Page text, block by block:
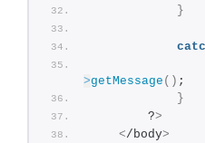
}
>getMessage () ;
}
        ?
>
</body>